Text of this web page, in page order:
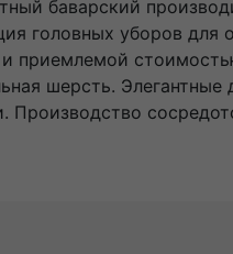
баварский
головных уборов для
приемлемой
шерсть. Элегантные
Производство